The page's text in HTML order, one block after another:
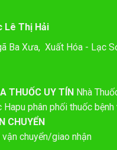
Lê Thị Hải
Ba Xưa, Xuất Hóa - Lạc
THUỐC UY TÍN Nhà
Hapu phân phối thuốc bệnh
CHUYỂN
vận chuyển/giao nhận